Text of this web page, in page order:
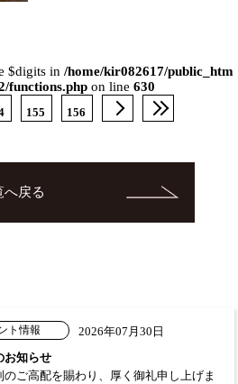
$digits in/home/kir082617/public_htm
functions.php on line630
155 156
へ戻る
ト情報
2026年07月30日
お知らせ
のご高配を賜わり、厚く御礼申し上げま